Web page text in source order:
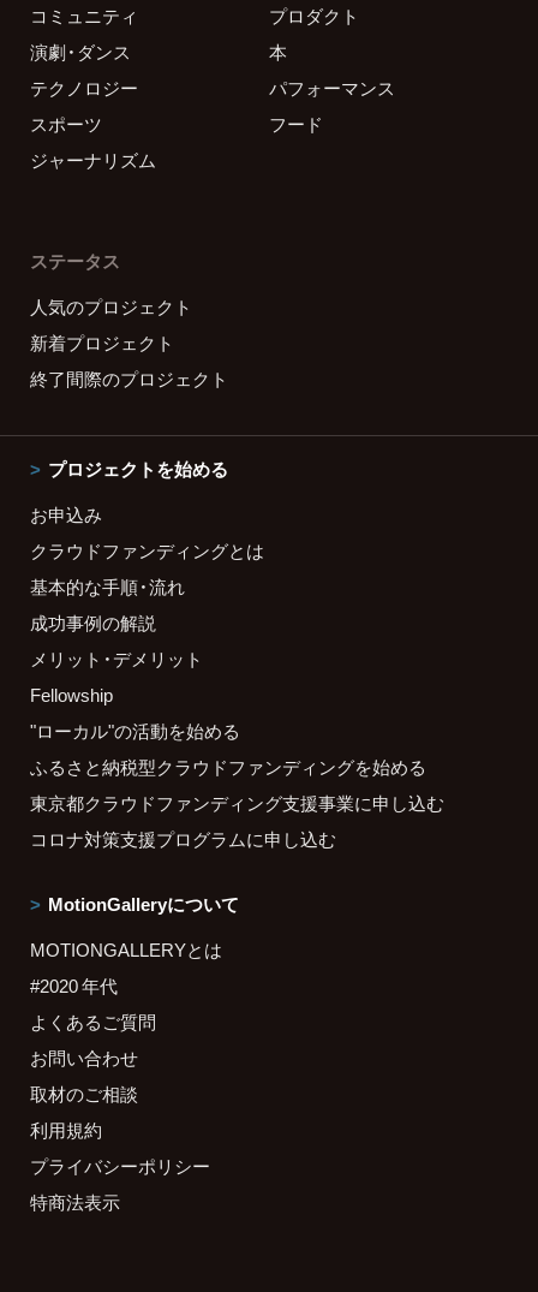
コミュニティ
プロダクト
演劇・ダンス
本
テクノロジー
パフォーマンス
スポーツ
フード
ジャーナリズム
ステータス
人気のプロジェクト
新着プロジェクト
終了間際のプロジェクト
プロジェクトを始める
お申込み
クラウドファンディングとは
基本的な手順・流れ
成功事例の解説
メリット・デメリット
Fellowship
"ローカル"の活動を始める
ふるさと納税型クラウドファンディングを始める
東京都クラウドファンディング支援事業に申し込む
コロナ対策支援プログラムに申し込む
MotionGalleryについて
MOTIONGALLERYとは
#2020 年代
よくあるご質問
お問い合わせ
取材のご相談
利用規約
プライバシーポリシー
特商法表示